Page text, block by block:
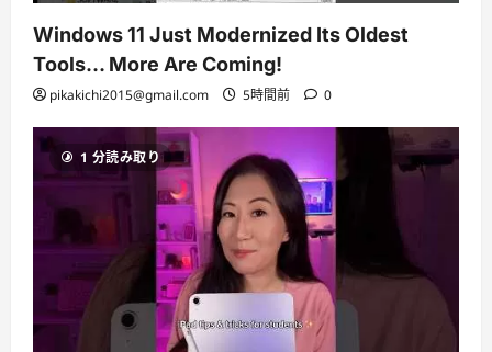
Windows 11 Just Modernized Its Oldest
Tools… More Are Coming!
pikakichi2015@gmail.com 5時間前 0
1 分読み取り